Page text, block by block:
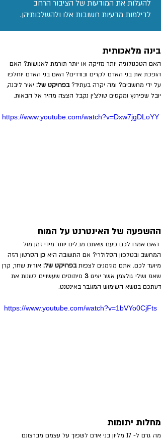
להעלות את המודעות של הציבור הרחב
לדילמות מדעיות חשובות אלו ולהשלכותיהן.
בינה מלאכותית
האם הטכנולוגיה יותר מזיקה או יותר תורמת לאנושות? האם
הופכת את בני האדם לקרים ובודדים? האם בני האדם יוחלפו
על ידי מחשבים? ומה יקרה בעתיד? בפרויקט של: יאיר ליבנה,
יובל שפירנץ ומקסים טולצ'ין נקבל הצצה מהיר אל הבאות.
https://www.youtube.com/watch?v=Dxw7jgDLoYY
ההשפעה של האינטרנט על המוח
האם אמרו לכם פעם שאתם מבלים יותר מידי זמן מול
המחשב ובטלפון הסלולרי? אם התשובה היא כן הסרטון הזה
מיועד לכם. אתם מוזמנים לצפות בפרויקט של: אורית שחר, קרן
שאוז ושלי גולצמן אשר יציגו
מיתוסים שעשויים לשנות את
דעתכם בנושא השימוש המוגבר באינטנט.
https://www.youtube.com/watch?v=1bVYo0CjFts
מחלות יתומות
מה גרם ל- 17 מליון בני אדם לשפוך על עצמם מברצונם